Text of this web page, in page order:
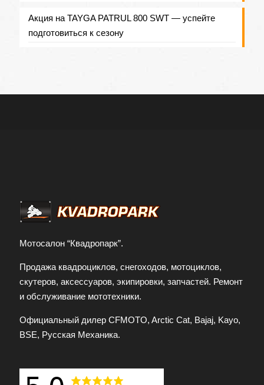
Акция на TAYGA PATRUL 800 SWT — успейте
подготовиться к сезону
Мотосалон “Квадропарк”.
Продажа квадроциклов, снегоходов, мотоциклов,
скутеров, аксессуаров, экипировки, запчастей. Ремонт
и обслуживание мототехники.
Официальный дилер CFMOTO, Arctic Cat, Bajaj, Kayo,
BSE, Русская Механика.